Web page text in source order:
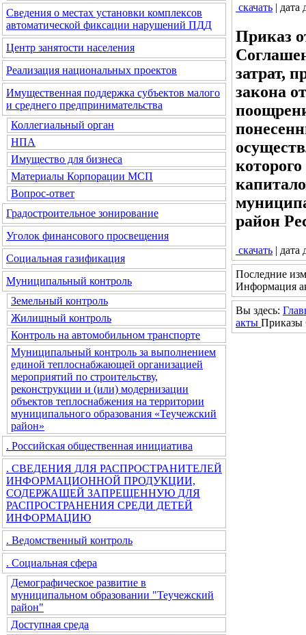
Сведения о местах установки комплексов
автоматической фиксации нарушений ПДД
Центр занятости населения
Реализация национальных проектов
Имущественная поддержка субъектов малого
и среднего предпринимательства
Коллегиальный орган
НПА
Имущество для бизнеса
Материалы Корпорации МСП
Вопрос-ответ
Градостроительное зонирование
Уголок финансового просвещения
Социальная газификация
Муниципальный контроль
Земельный контроль
Жилищный контроль
Контроль на автомобильном транспорте
Муниципальный контроль за выполнением
единой теплоснабжающей организацией
мероприятий по строительству,
реконструкции и (или) модернизации
объектов теплоснабжения на территории
муниципального образования «Теучежский
район»
. Российская общественная инициатива
. СВЕДЕНИЯ ДЛЯ РАСПРОСТРАНИТЕЛЕЙ
ИНФОРМАЦИОННОЙ ПРОДУКЦИИ,
СОДЕРЖАЩЕЙ ЗАПРЕЩЕННУЮ ДЛЯ
РАСПРОСТРАНЕНИЯ СРЕДИ ДЕТЕЙ
ИНФОРМАЦИЮ
. Ведомственный контроль
. Социальная сфера
Демографическое развитие в
муниципальном образовании "Теучежский
район"
Доступная среда
скачать | дата
Приказ
затрат,
закона
район
скачать | дата
Последние
Информация
Вы здесь:
акты Приказы